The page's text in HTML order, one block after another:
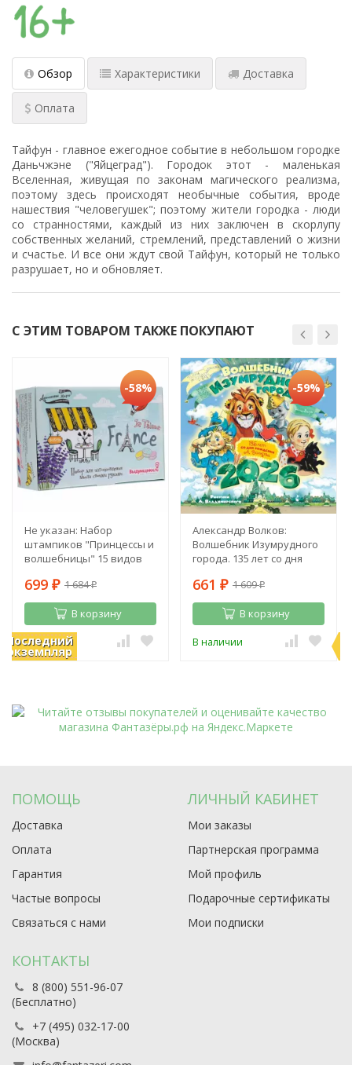
Обзор Характеристики Доставка
Оплата
Тайфун - главное ежегодное событие в небольшом городке
Даньчжэне ("Яйцеград"). Городок этот - маленькая
Вселенная, живущая по законам магического реализма,
поэтому здесь происходят необычные события, вроде
нашествия "человегушек"; поэтому жители городка - люди
со странностями, каждый из них заключен в скорлупу
собственных желаний, стремлений, представлений о жизни
и счастье. И все они ждут свой Тайфун, который не только
разрушает, но и обновляет.
С ЭТИМ ТОВАРОМ ТАКЖЕ ПОКУПАЮТ
Последний
экземпляр
-58%
Не указан: Набор
штампиков "Принцессы и
волшебницы" 15 видов
699 ₽ 1 684₽
В корзину
В наличии
-59%
Александр Волков:
Волшебник Изумрудного
города. 135 лет со дня
661 ₽ 1 609₽
В корзину
В наличии
ПОМОЩЬ
Доставка
Оплата
Гарантия
Частые вопросы
Связаться с нами
ЛИЧНЫЙ КАБИНЕТ
Мои заказы
Партнерская программа
Мой профиль
Подарочные сертификаты
Мои подписки
КОНТАКТЫ
8 (800) 551-96-07
(Бесплатно)
+7 (495) 032-17-00
(Москва)